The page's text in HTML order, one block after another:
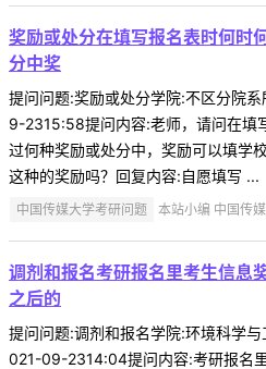
奖励或处分在填写报名表时何时
分中奖
提问问题:奖励或处分学院:不区分院
9-2315:58提问内容:老师，请问在填
过何种奖励或处分中，奖励可以填学
这种的奖励吗？回复内容:自愿填写 ...
中国传媒大学考研问题 本站小编 中国传
调剂和报名考研报名里考生信息
之后的
提问问题:调剂和报名学院:环境科学
021-09-2314:04提问内容:考研报名